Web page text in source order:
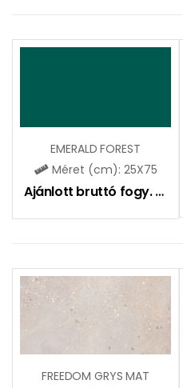
EMERALD FOREST
Méret (cm): 25X75
Ajánlott bruttó fogy. ár:
FREEDOM GRYS MAT